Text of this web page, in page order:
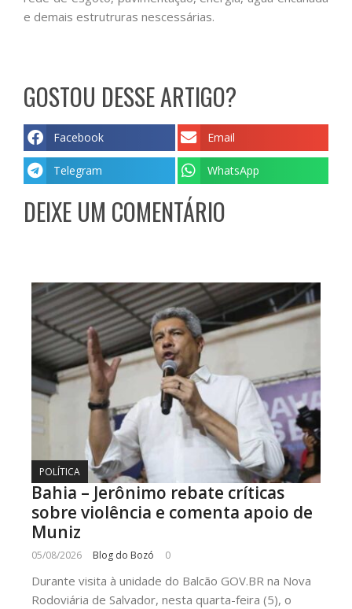
e demais estrutruras nescessárias.
GOSTOU DESSE ARTIGO?
Facebook Email
Telegram WhatsApp
DEIXE UM COMENTÁRIO
POLÍTICA
Bahia – Jerônimo rebate críticas
sobre violência e comenta apoio de
Muniz
05/08/2026 Blog do Bozó 0
Durante visita à unidade do Balcão GOV.BR na Nova
Rodoviária de Salvador, nesta quarta-feira (5), o